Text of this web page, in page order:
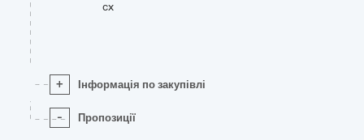
cx
+ Інформація по закупівлі
- Пропозиції